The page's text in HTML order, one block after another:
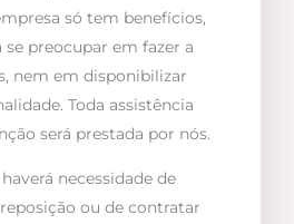
só tem benefícios,
se preocupar em fazer a
nem em disponibilizar
Toda assistência
será prestada por nós.
necessidade de
ou de contratar